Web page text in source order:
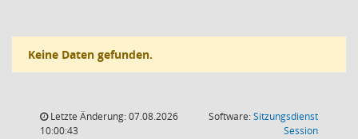
Keine Daten gefunden.
Letzte Änderung: 07.08.2026
10:00:43
Software:Sitzungsdienst
Session(Wird in